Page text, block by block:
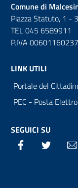
Comune di
Piazza Statuto, 1 -
TEL 045 6589911
P.IVA 00601160237
LINK UTILI
Portale del
PEC - Posta
SEGUICI SU
Facebook Twitter